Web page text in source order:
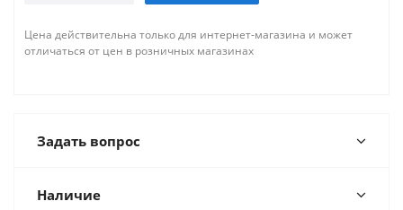
Цена действительна только для интернет-магазина и может
отличаться от цен в розничных магазинах
Задать вопрос
Наличие